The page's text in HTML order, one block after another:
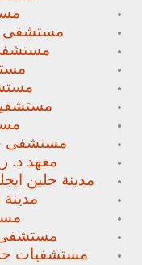
مستشفى
مستشفى
مستشفى
معهد د.
مدينة جلين
مدينة
مستشفى
مستشفيات